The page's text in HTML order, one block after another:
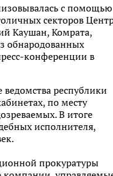
с помощью
секторов
Каушан, Комрата,
обнародованных
конференции в
республики
по месту
В итоге
исполнителя,
прокуратуры